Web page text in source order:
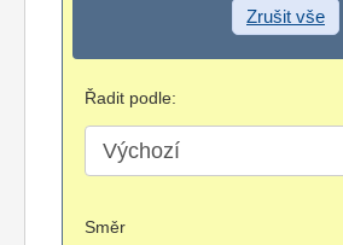
Zrušit vše
Řadit podle:
Směr